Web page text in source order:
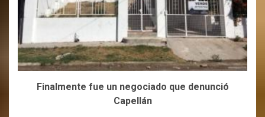
Finalmente fue un negociado que denunció
Capellán